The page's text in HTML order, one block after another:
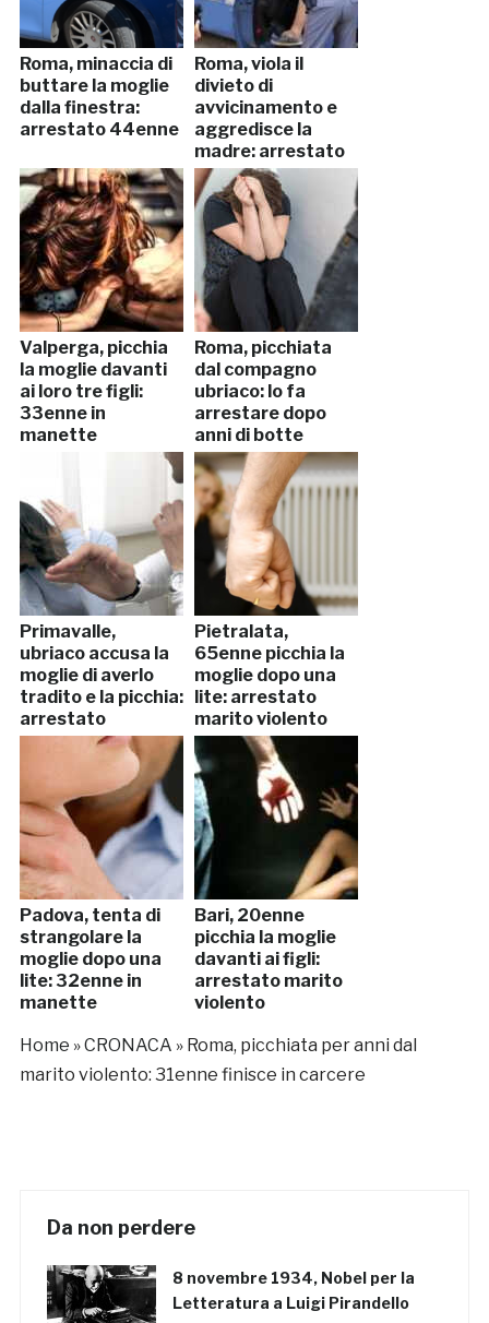
Roma, minaccia di
buttare la moglie
dalla finestra:
arrestato 44enne
Roma, viola il
divieto di
avvicinamento e
aggredisce la
madre: arrestato
Valperga, picchia
la moglie davanti
ai loro tre figli:
33enne in
manette
Roma, picchiata
dal compagno
ubriaco: lo fa
arrestare dopo
anni di botte
Primavalle,
ubriaco accusa la
moglie di averlo
tradito e la picchia:
arrestato
Pietralata,
65enne picchia la
moglie dopo una
lite: arrestato
marito violento
Padova, tenta di
strangolare la
moglie dopo una
lite: 32enne in
manette
Bari, 20enne
picchia la moglie
davanti ai figli:
arrestato marito
violento
Home »CRONACA » Roma, picchiata per anni dal
marito violento: 31enne finisce in carcere
Da non perdere
8 novembre 1934, Nobel per la
Letteratura a Luigi Pirandello